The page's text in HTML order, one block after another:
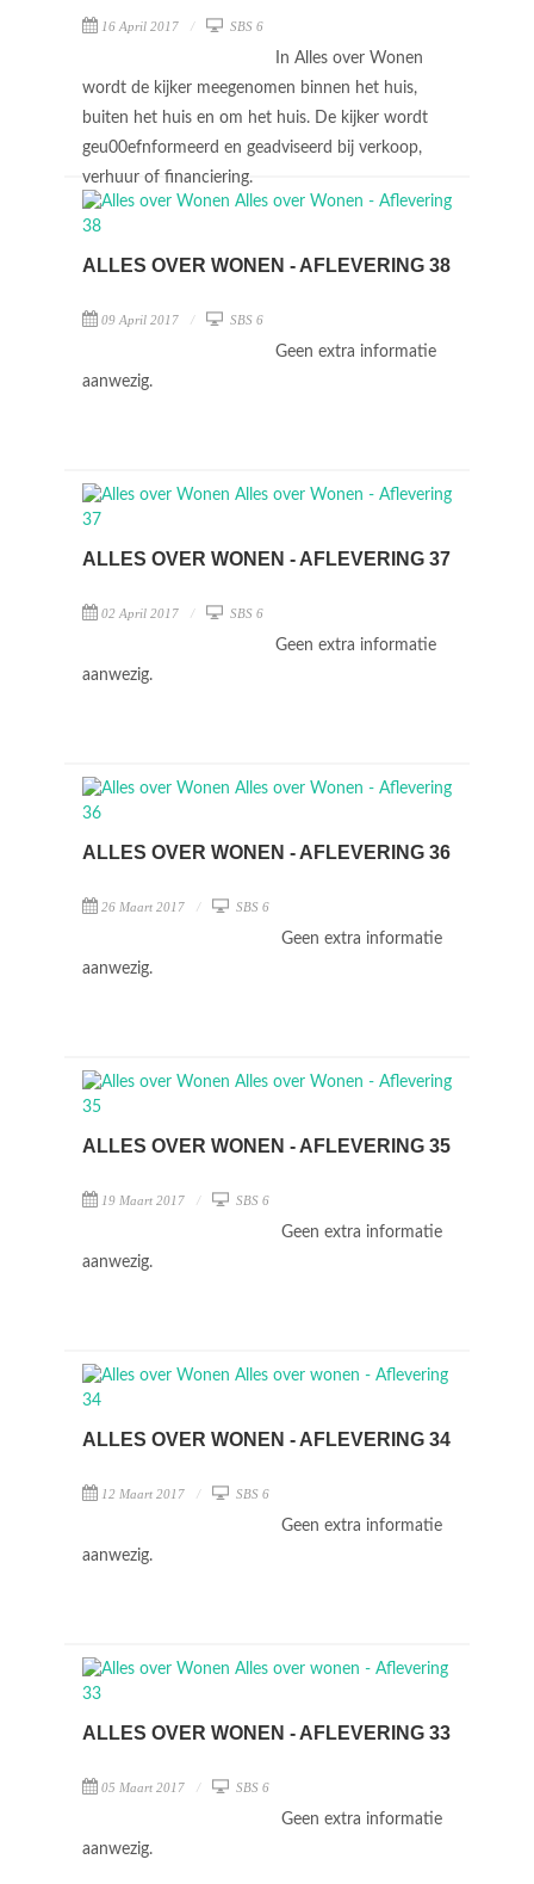
16 April 2017 SBS 6
In Alles over Wonen
wordt de kijker meegenomen binnen het huis,
buiten het huis en om het huis. De kijker wordt
geu00efnformeerd en geadviseerd bij verkoop,
verhuur of financiering.
ALLES OVER WONEN - AFLEVERING 38
09 April 2017 SBS 6
Geen extra informatie
aanwezig.
ALLES OVER WONEN - AFLEVERING 37
02 April 2017 SBS 6
Geen extra informatie
aanwezig.
ALLES OVER WONEN - AFLEVERING 36
26 Maart 2017 SBS 6
Geen extra informatie
aanwezig.
ALLES OVER WONEN - AFLEVERING 35
19 Maart 2017 SBS 6
Geen extra informatie
aanwezig.
ALLES OVER WONEN - AFLEVERING 34
12 Maart 2017 SBS 6
Geen extra informatie
aanwezig.
ALLES OVER WONEN - AFLEVERING 33
05 Maart 2017 SBS 6
Geen extra informatie
aanwezig.